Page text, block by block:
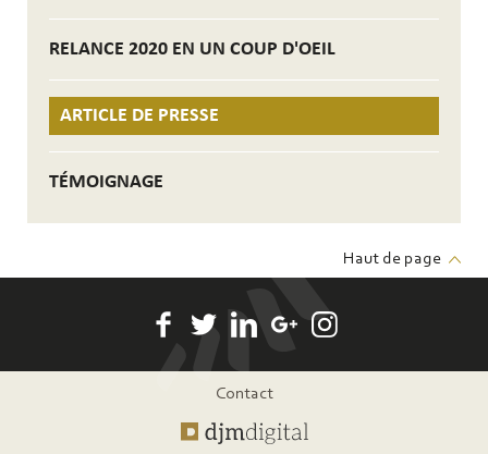
RELANCE 2020 EN UN COUP D'OEIL
ARTICLE DE PRESSE
TÉMOIGNAGE
Haut de page
Contact